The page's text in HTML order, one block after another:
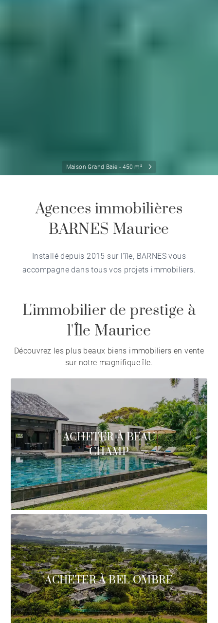
Maison Grand Baie - 450 m²
Agences immobilières
BARNES Maurice
Installé depuis 2015 sur l'île, BARNES vous
accompagne dans tous vos projets immobiliers.
L'immobilier de prestige à
l'Île Maurice
Découvrez les plus beaux biens immobiliers en vente
sur notre magnifique île.
ACHETER À BEAU
CHAMP
ACHETER À BEL OMBRE